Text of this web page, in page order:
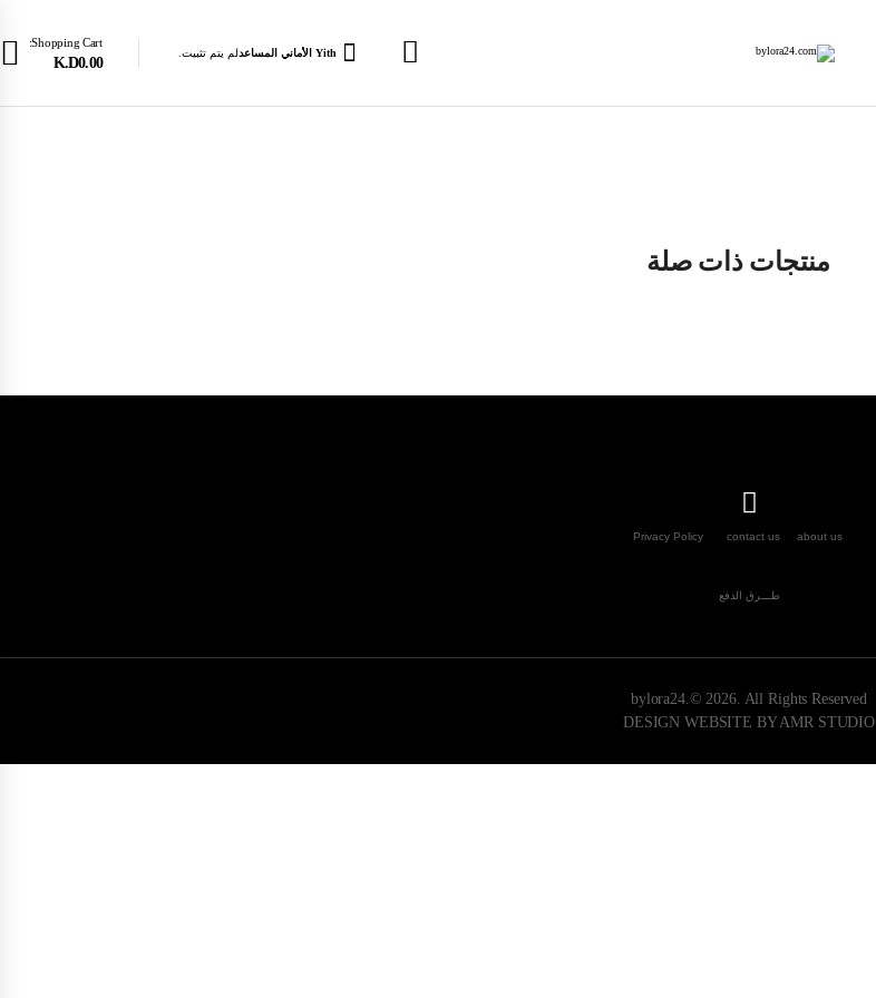
Yith الأماني المساعد لم يتم تثبيت.
Shopping Cart:
K.D0.00
منتجات ذات صلة
Privacy Policycontact us about us
طـــرق الدفع
bylora24.© 2026. All Rights Reserved
DESIGN WEBSITE BY AMR STUDIO